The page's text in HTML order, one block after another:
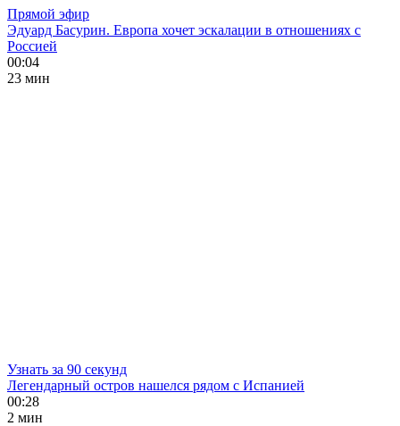
Прямой эфир
Эдуард Басурин. Европа хочет эскалации в отношениях с
Россией
00:04
23 мин
Узнать за 90 секунд
Легендарный остров нашелся рядом с Испанией
00:28
2 мин